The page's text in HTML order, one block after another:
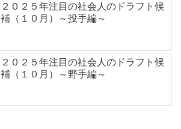
２０２５年注目の社会人のドラフト候
補（１０月）～投手編～
２０２５年注目の社会人のドラフト候
補（１０月）～野手編～